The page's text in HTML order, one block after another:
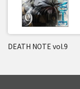
DEATH NOTE vol.9